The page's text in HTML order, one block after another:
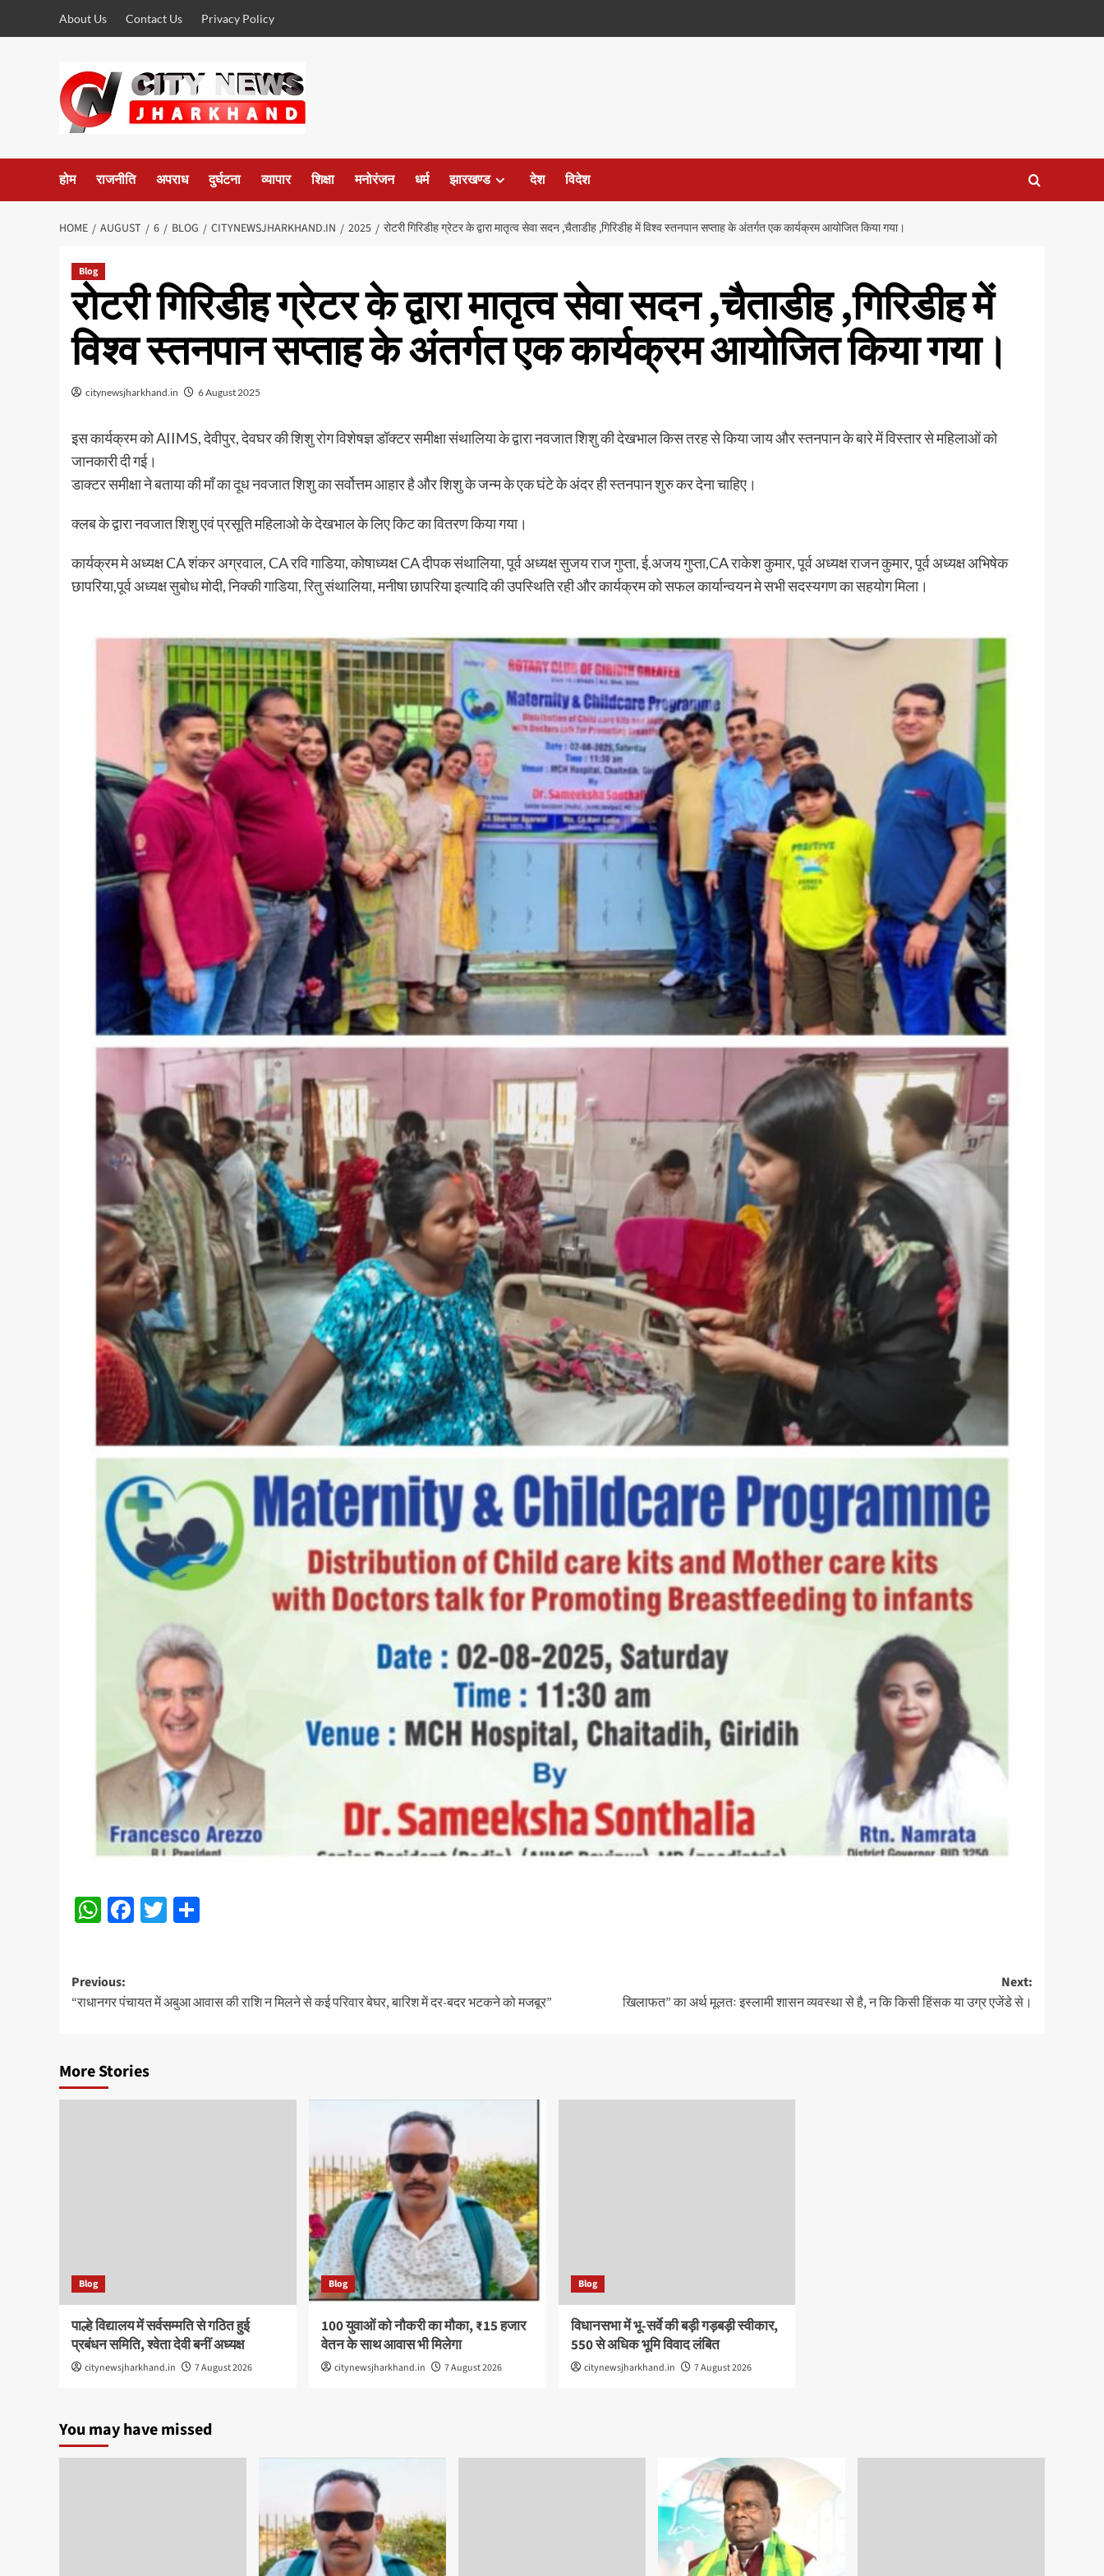
About Us Contact Us Privacy Policy
होम राजनीति अपराध दुर्घटना व्यापार शिक्षा मनोरंजन धर्म झारखण्ड देश विदेश
HOME AUGUST 6 BLOG CITYNEWSJHARKHAND.IN 2025 रोटरी गिरिडीह ग्रेटर के द्वारा मातृत्व सेवा सदन ,चैताडीह ,गिरिडीह में विश्व स्तनपान सप्ताह के अंतर्गत एक कार्यक्रम आयोजित किया गया।
Blog
रोटरी गिरिडीह ग्रेटर के द्वारा मातृत्व सेवा सदन ,चैताडीह ,गिरिडीह में
विश्व स्तनपान सप्ताह के अंतर्गत एक कार्यक्रम आयोजित किया गया।
citynewsjharkhand.in 6 August 2025
इस कार्यक्रम को AIIMS, देवीपुर, देवघर की शिशु रोग विशेषज्ञ डॉक्टर समीक्षा संथालिया के द्वारा नवजात शिशु की देखभाल किस तरह से किया जाय और स्तनपान के बारे में विस्तार से महिलाओं को
जानकारी दी गई।
डाक्टर समीक्षा ने बताया की माँ का दूध नवजात शिशु का सर्वोत्तम आहार है और शिशु के जन्म के एक घंटे के अंदर ही स्तनपान शुरु कर देना चाहिए।
क्लब के द्वारा नवजात शिशु एवं प्रसूति महिलाओ के देखभाल के लिए किट का वितरण किया गया।
कार्यक्रम मे अध्यक्ष CA शंकर अग्रवाल, CA रवि गाडिया, कोषाध्यक्ष CA दीपक संथालिया, पूर्व अध्यक्ष सुजय राज गुप्ता, ई.अजय गुप्ता,CA राकेश कुमार, पूर्व अध्यक्ष राजन कुमार, पूर्व अध्यक्ष अभिषेक
छापरिया,पूर्व अध्यक्ष सुबोध मोदी, निक्की गाडिया, रितु संथालिया, मनीषा छापरिया इत्यादि की उपस्थिति रही और कार्यक्रम को सफल कार्यान्वयन मे सभी सदस्यगण का सहयोग मिला।
WhatsApp
Facebook
Twitter
Post
navigation
Previous:
“राधानगर पंचायत में अबुआ आवास की राशि न मिलने से कई परिवार बेघर, बारिश में दर-बदर भटकने को मजबूर”
Next:
खिलाफत” का अर्थ मूलतः इस्लामी शासन व्यवस्था से है, न कि किसी हिंसक या उग्र एजेंडे से।
More Stories
Blog
पाल्हे विद्यालय में सर्वसम्मति से गठित हुई
प्रबंधन समिति, श्वेता देवी बनीं अध्यक्ष
citynewsjharkhand.in 7 August 2026
Blog
100 युवाओं को नौकरी का मौका, ₹15 हजार
वेतन के साथ आवास भी मिलेगा
citynewsjharkhand.in 7 August 2026
Blog
विधानसभा में भू-सर्वे की बड़ी गड़बड़ी स्वीकार,
550 से अधिक भूमि विवाद लंबित
citynewsjharkhand.in 7 August 2026
You may have missed